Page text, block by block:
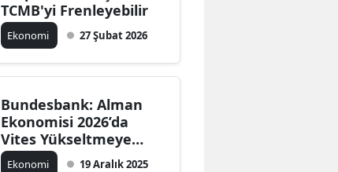
TCMB'yi Frenleyebilir
Ekonomi 27 Şubat 2026
Bundesbank: Alman
Ekonomisi 2026’da
Vites Yükseltmeye
Hazırlanıyor
Ekonomi 19 Aralık 2025